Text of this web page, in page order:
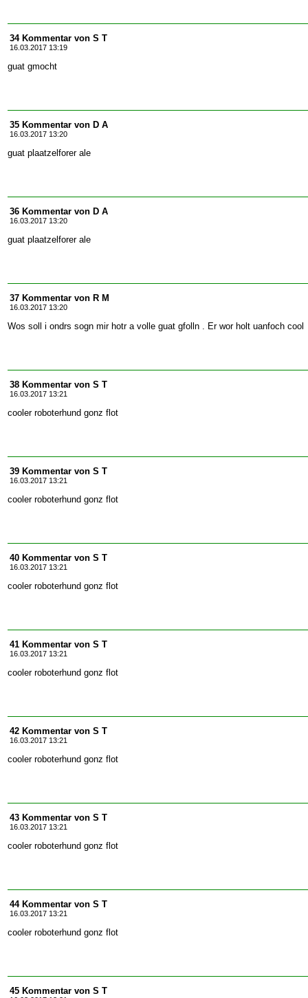
34 Kommentar von S T
16.03.2017 13:19
guat gmocht
35 Kommentar von D A
16.03.2017 13:20
guat plaatzelforer ale
36 Kommentar von D A
16.03.2017 13:20
guat plaatzelforer ale
37 Kommentar von R M
16.03.2017 13:20
Wos soll i ondrs sogn mir hotr a volle guat gfolln . Er wor holt uanfoch cool
38 Kommentar von S T
16.03.2017 13:21
cooler roboterhund gonz flot
39 Kommentar von S T
16.03.2017 13:21
cooler roboterhund gonz flot
40 Kommentar von S T
16.03.2017 13:21
cooler roboterhund gonz flot
41 Kommentar von S T
16.03.2017 13:21
cooler roboterhund gonz flot
42 Kommentar von S T
16.03.2017 13:21
cooler roboterhund gonz flot
43 Kommentar von S T
16.03.2017 13:21
cooler roboterhund gonz flot
44 Kommentar von S T
16.03.2017 13:21
cooler roboterhund gonz flot
45 Kommentar von S T